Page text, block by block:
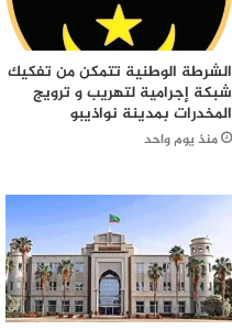
الشرطة الوطنية تتمكن من تفكيك
شبكة إجرامية لتهريب و ترويج
المخدرات بمدينة نواذيبو
منذ يوم واحد